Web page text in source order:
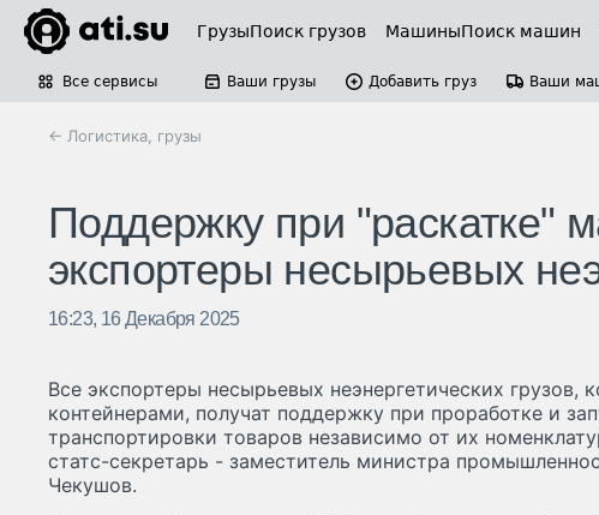
ГрузыПоиск грузов МашиныПоиск машин
Все сервисы Ваши грузы Добавить груз Ваши
← Логистика, грузы
Поддержку при "раскатке"
экспортеры несырьевых
16:23, 16 Декабря 2025
Все экспортеры несырьевых неэнергетических грузов,
контейнерами, получат поддержку при проработке и
транспортировки товаров независимо от их
статс-секретарь - заместитель министра
Чекушов.